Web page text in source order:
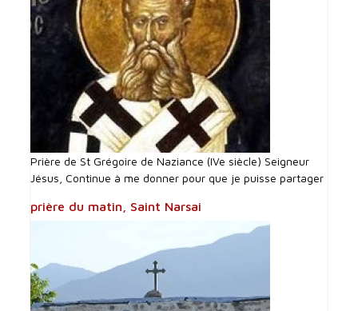
Prière de St Grégoire de Naziance (IVe siècle) Seigneur
Jésus, Continue à me donner pour que je puisse partager
prière du matin, Saint Narsai